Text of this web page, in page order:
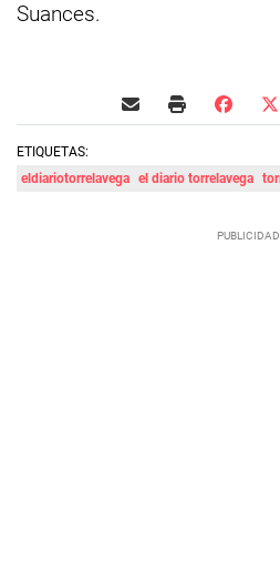
Suances.
ETIQUETAS:
eldiariotorrelavega el diario torrelavega